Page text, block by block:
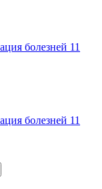
болезней 11
болезней 11